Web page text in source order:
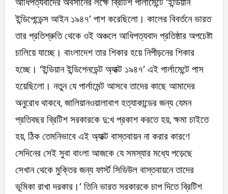
ইন্ডিপেন্ডেন্স আইন ১৯৪৭’ পাশ করেছিলো। কালের বিবর্তনে ভারত
তার প্রতিশ্রুতি থেকে ওই অঞ্চলে আধিপত্যবাদ প্রতিষ্ঠার অপচেষ্টা
চালিয়ে যাচ্ছে। বাংলাদেশ তার শিকার হয়ে নিপীড়নের শিকার
হচ্ছে। ‘ইন্ডিয়ান ইন্ডিপেনডেন্ট অ্যাক্ট ১৯৪৭’ এই পার্লামেন্টে পাস
হয়েছিলো। নতুন যে পার্লামেন্ট আসবে তাদের কাছে আমাদের
অনুরোধ থাকবে, জালিয়ানওয়ালাবাগ হত্যাকান্ডের জন্য যেমন
প্রতিবছর ব্রিটিশ সরকারকে দু:খ প্রকাশ করতে হয়, ক্ষমা চাইতে
হয়, ঠিক তেমনিভাবে এই অ্যাক্ট বাস্তবায়ন না করার কারণে
সেদিনের সেই সুবা বাংলা আজকে যে সমস্যার মধ্যে পড়েছে
সেখান থেকে মুক্তির জন্য ফার্স্ট সিডিউল বাস্তবায়নে তাদের
ভূমিকা রাখা দরকার।’ তিনি ভারত সরকারকে চাপ দিতে ব্রিটিশ